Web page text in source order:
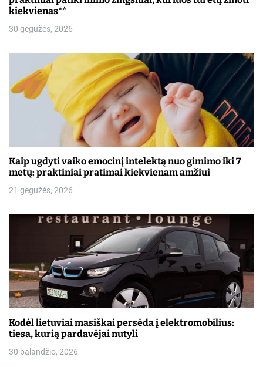
š
ų
kiekvienas**
30 gegužės, 2026
Kaip ugdyti vaiko emocinį intelektą nuo gimimo iki 7
metų: praktiniai pratimai kiekvienam amžiui
21 gegužės, 2026
Kodėl lietuviai masiškai persėda į elektromobilius:
tiesa, kurią pardavėjai nutyli
30 balandžio, 2026